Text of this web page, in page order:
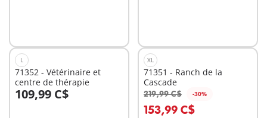
L
71352 - Vétérinaire et
centre de thérapie
109,99 C$
Au panier
XL
71351 - Ranch de la
Cascade
219,99 C$ -30%
153,99 C$
Au panier